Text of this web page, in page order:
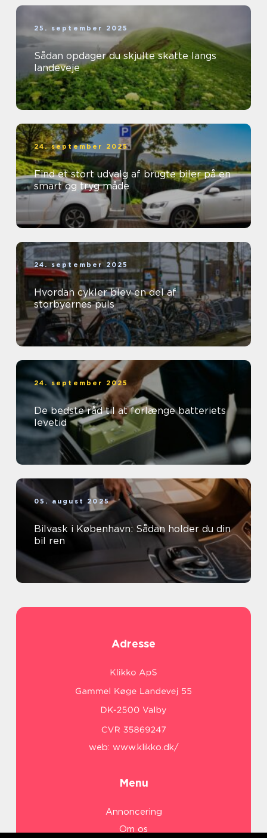
25. september 2025
Sådan opdager du skjulte skatte langs
landeveje
24. september 2025
Find et stort udvalg af brugte biler på en
smart og tryg måde
24. september 2025
Hvordan cykler blev en del af
storbyernes puls
24. september 2025
De bedste råd til at forlænge batteriets
levetid
05. august 2025
Bilvask i København: Sådan holder du din
bil ren
Adresse
web: www.klikko.dk/
Menu
Annoncering
Om os